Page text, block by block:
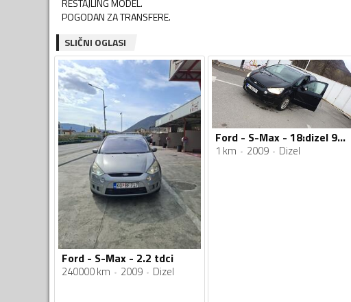
POGODAN ZA TRANSFERE.
SLIČNI OGLASI
Ford - S-Max - 2.2 tdci
240000 km 2009 Dizel
Ford - S-Max - 18:dizel 92kw
1 km 2009 Dizel